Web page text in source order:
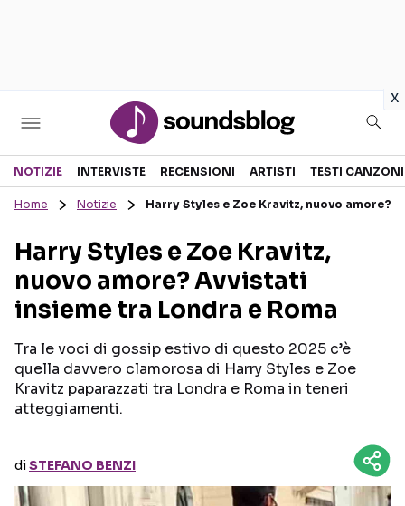
x
Sezioni
RECENSIONI MUSICALI
INTERVISTE
GOSSIP E CURIOSITÀ
TESTI CANZONI
TOUR ED EVENTI
TALENT SHOW
NOTIZIE INTERVISTE RECENSIONI ARTISTI TESTI CANZONI
Home Notizie Harry Styles e Zoe Kravitz, nuovo amore?
Harry Styles e Zoe Kravitz,
nuovo amore? Avvistati
insieme tra Londra e Roma
Tra le voci di gossip estivo di questo 2025 c’è
quella davvero clamorosa di Harry Styles e Zoe
Kravitz paparazzati tra Londra e Roma in teneri
atteggiamenti.
diSTEFANO BENZI